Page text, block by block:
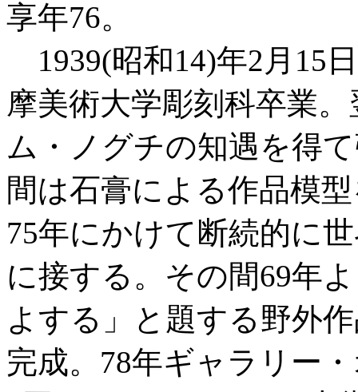
享年76。
1939(昭和14)年2月15
摩美術大学彫刻科卒業
ム・ノグチの知遇を得
間は石膏による作品模
75年にかけて断続的に
に接する。その間69年
よする」と題する野外
完成。78年ギャラリー